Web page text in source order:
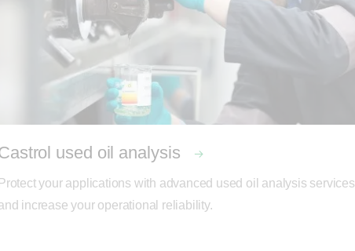
used oil analysis
Protect your applications with advanced used oil analysis services
increase your operational reliability.